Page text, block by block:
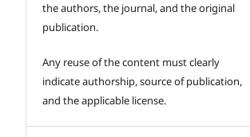
the authors, the journal, and the original
publication.
Any reuse of the content must clearly
indicate authorship, source of publication,
and the applicable license.